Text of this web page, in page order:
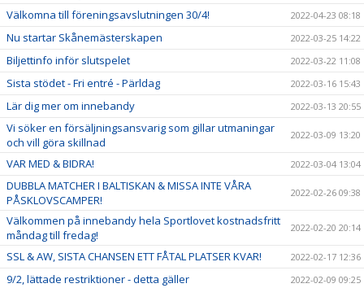
Välkomna till föreningsavslutningen 30/4! 2022-04-23 08:18
Nu startar Skånemästerskapen 2022-03-25 14:22
Biljettinfo inför slutspelet 2022-03-22 11:08
Sista stödet - Fri entré - Pärldag 2022-03-16 15:43
Lär dig mer om innebandy 2022-03-13 20:55
Vi söker en försäljningsansvarig som gillar utmaningar
och vill göra skillnad
2022-03-09 13:20
VAR MED & BIDRA! 2022-03-04 13:04
DUBBLA MATCHER I BALTISKAN & MISSA INTE VÅRA
PÅSKLOVSCAMPER!
2022-02-26 09:38
Välkommen på innebandy hela Sportlovet kostnadsfritt
måndag till fredag!
2022-02-20 20:14
SSL & AW, SISTA CHANSEN ETT FÅTAL PLATSER KVAR! 2022-02-17 12:36
9/2, lättade restriktioner - detta gäller 2022-02-09 09:25